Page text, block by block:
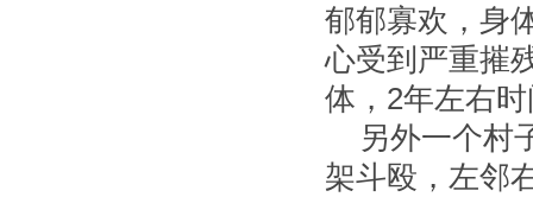
郁郁寡欢，身
心受到严重摧
体， 2年左右
另外一个村
架斗殴，左邻